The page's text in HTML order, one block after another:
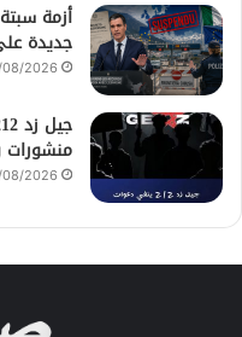
أزمة
جديدة
2026
منشورات
2026